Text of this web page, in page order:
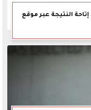
النتيجة عبر موقع